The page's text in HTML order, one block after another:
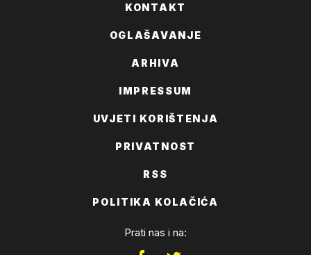
KONTAKT
OGLAŠAVANJE
ARHIVA
IMPRESSUM
UVJETI KORIŠTENJA
PRIVATNOST
RSS
POLITIKA KOLAČIĆA
Prati nas i na: